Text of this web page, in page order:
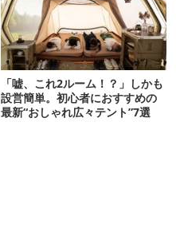
「嘘、これ2ルーム！？」しかも
設営簡単。初心者におすすめの
最新“おしゃれ広々テント”7選